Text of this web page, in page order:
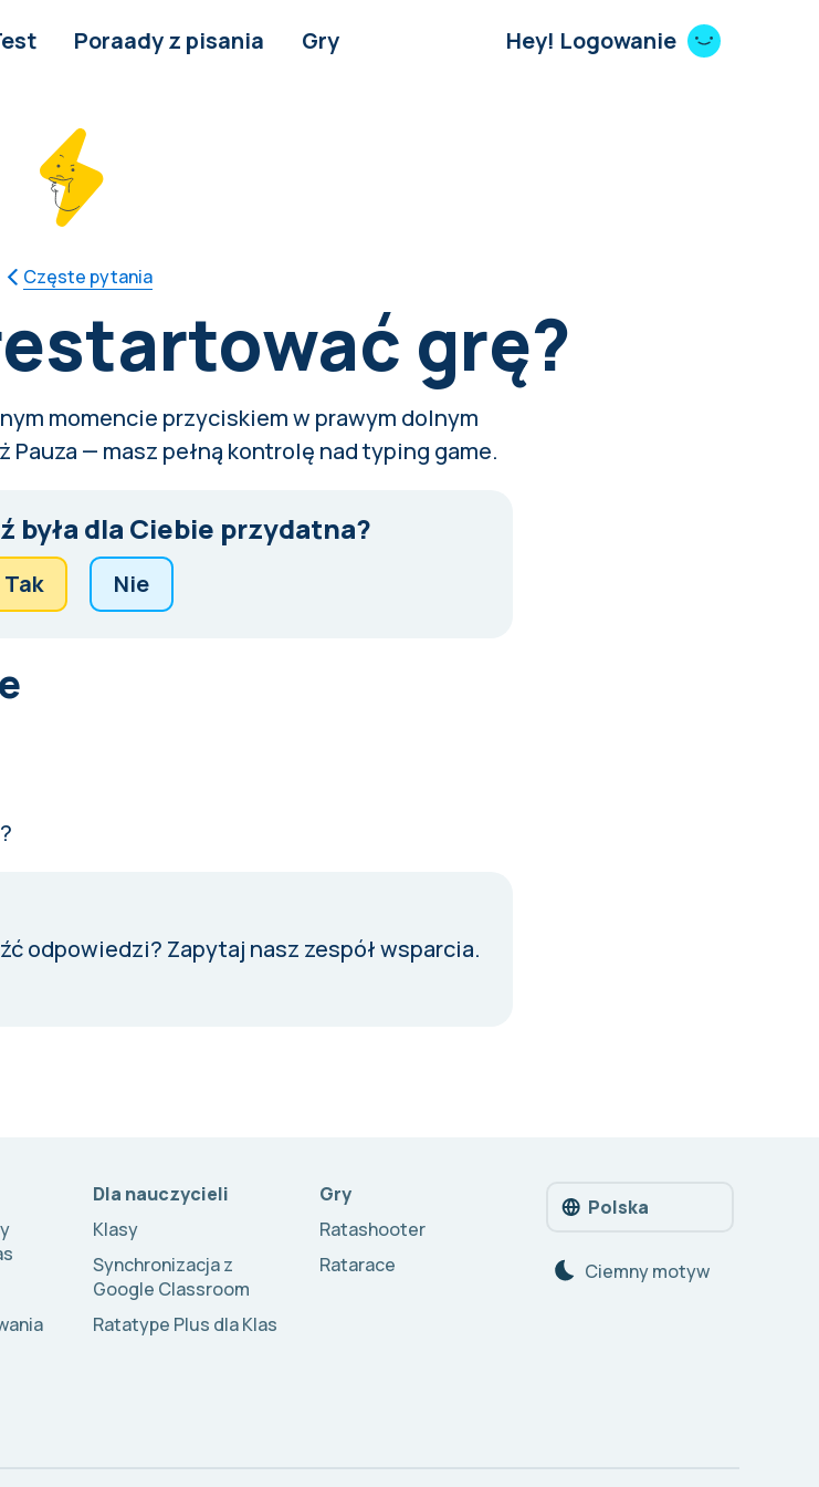
Poraady z pisania Gry Hey! Logowanie
Częste pytania
grę?
momencie przyciskiem w prawym dolnym
— masz pełną kontrolę nad typing game.
była dla Ciebie przydatna?
Tak Nie
odpowiedzi? Zapytaj nasz zespół wsparcia.
Dla nauczycieli
Klasy
Synchronizacja z
Google Classroom
Ratatype Plus dla Klas
Gry
Ratashooter
Ratarace
Polska
Сiemny motyw